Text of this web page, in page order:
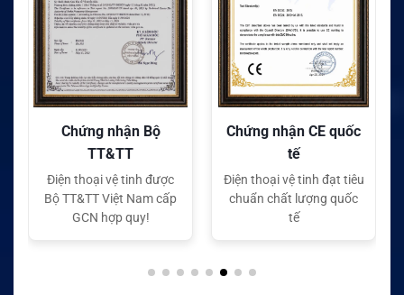
Chứng nhận Bộ
TT&TT
Điện thoại vệ tinh được
Bộ TT&TT Việt Nam cấp
GCN hợp quy!
Chứng nhận CE quốc
tế
Điện thoại vệ tinh đạt tiêu
chuẩn chất lượng quốc
tế